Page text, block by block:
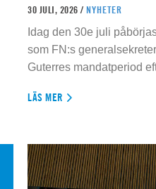
30 JULI, 2026 / NYHETER
Idag den 30e juli
som FN:s
Guterres mandatperiod
LÄS MER